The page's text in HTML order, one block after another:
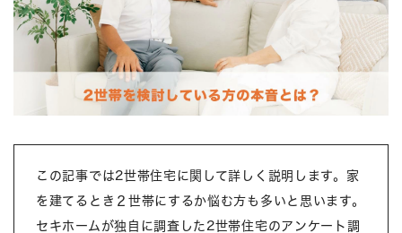
この記事では2世帯住宅に関して詳しく説明します。家
を建てるとき２世帯にするか悩む方も多いと思います。
セキホームが独自に調査した2世帯住宅のアンケート調